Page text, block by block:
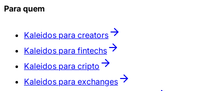
Para quem
Kaleidos para creators
Kaleidos para fintechs
Kaleidos para cripto
Kaleidos para exchanges